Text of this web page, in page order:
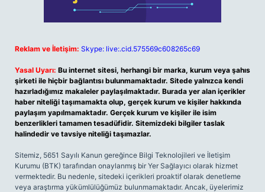
Reklam ve İletişim: Skype: live:.cid.575569c608265c69
Yasal Uyarı: Bu internet sitesi, herhangi bir marka, kurum veya şahıs
şirketi ile hiçbir bağlantısı bulunmamaktadır. Sitede yalnızca kendi
hazırladığımız makaleler paylaşılmaktadır. Burada yer alan içerikler
haber niteliği taşımamakta olup, gerçek kurum ve kişiler hakkında
paylaşım yapılmamaktadır. Gerçek kurum ve kişiler ile isim
benzerlikleri tamamen tesadüfidir. Sitemizdeki bilgiler taslak
halindedir ve tavsiye niteliği taşımazlar.
Sitemiz, 5651 Sayılı Kanun gereğince Bilgi Teknolojileri ve İletişim
Kurumu (BTK) tarafından onaylanmış bir Yer Sağlayıcı olarak hizmet
vermektedir. Bu nedenle, sitedeki içerikleri proaktif olarak denetleme
veya araştırma yükümlülüğümüz bulunmamaktadır. Ancak, üyelerimiz